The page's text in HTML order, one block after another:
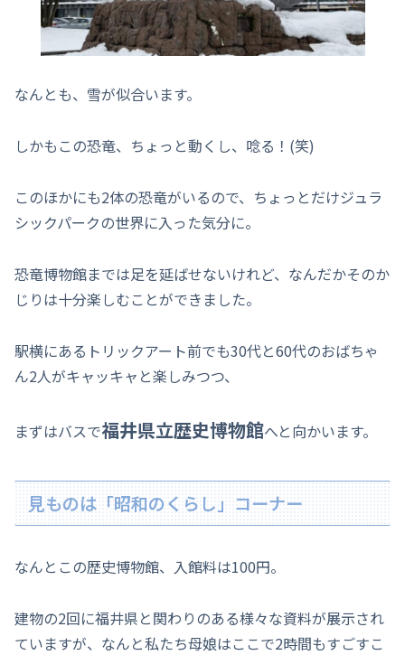
なんとも、雪が似合います。
しかもこの恐竜、ちょっと動くし、唸る！(笑)
このほかにも2体の恐竜がいるので、ちょっとだけジュラ
シックパークの世界に入った気分に。
恐竜博物館までは足を延ばせないけれど、なんだかそのか
じりは十分楽しむことができました。
駅横にあるトリックアート前でも30代と60代のおばちゃ
ん2人がキャッキャと楽しみつつ、
まずはバスで福井県立歴史博物館へと向かいます。
見ものは「昭和のくらし」コーナー
なんとこの歴史博物館、入館料は100円。
建物の2回に福井県と関わりのある様々な資料が展示され
ていますが、なんと私たち母娘はここで2時間もすごすこ